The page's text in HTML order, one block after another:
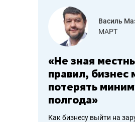
Василь
МАРТ
«Не зная
правил, бизнес
потерять
полгода»
Как бизнесу выйти на